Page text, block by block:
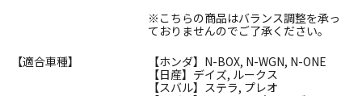
※こちらの商品はバランス調整を承っ
ておりませんのでご了承ください。
【適合車種】
【ホンダ】N-BOX, N-WGN, N-ONE
【日産】デイズ, ルークス
【スバル】ステラ, プレオ